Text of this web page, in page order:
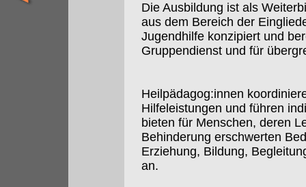
Die Ausbildung ist als
aus dem Bereich der
Jugendhilfe konzipiert und
Gruppendienst und für
Heilpädagog:innen
Hilfeleistungen und führen
bieten für Menschen, deren
Behinderung erschwerten
Erziehung, Bildung,
an.